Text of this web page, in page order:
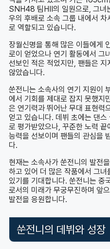
SNH48 팀HII의 일원으로, 그녀
우의 후배로 소속 그룹 내에서 차
로 역할되고 있습니다.
장월신명을 통해 많은 이들에게
로이 얻었으나 연기 활동에서 그
선보인 적은 적었지만, 팬들은 지
않았습니다.
쑨전니는 소속사의 연기 지원이
에서 기회를 제대로 잡지 못했지
은 연기력과 뛰어난 무대 표현력
얻고 있습니다. 데뷔 초에는 댄스
로 평가받았으나, 꾸준한 노력 끝
능력을 선보이며 팬들의 관심을
다.
현재는 소속사가 쑨전니의 발전
하고 있어 더 많은 작품에서 그녀
있기를 기대합니다. 쑨전니는 중
로서의 미래가 무궁무진하며 앞
발전을 응원합니다.
쑨전니의 데뷔와 성장